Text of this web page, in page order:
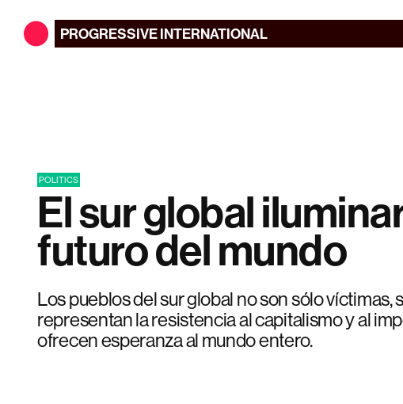
PROGRESSIVEINTERNATIONAL
POLITICS
El sur global
futuro del mundo
Los pueblos del sur global no son sólo víctimas,
representan la resistencia al capitalismo y al
ofrecen esperanza al mundo entero.